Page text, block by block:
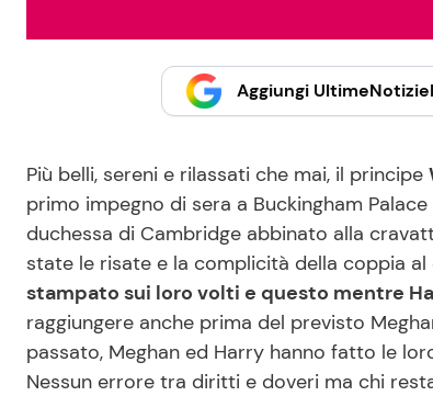
Aggiungi
Più belli, sereni e rilassati che mai, il principe
primo impegno di sera a Buckingham
duchessa di Cambridge abbinato alla
state le risate e la complicità della coppia
stampato sui loro volti e questo mentre
raggiungere anche prima del previsto
passato, Meghan ed Harry hanno fatto le
Nessun errore tra diritti e doveri ma chi